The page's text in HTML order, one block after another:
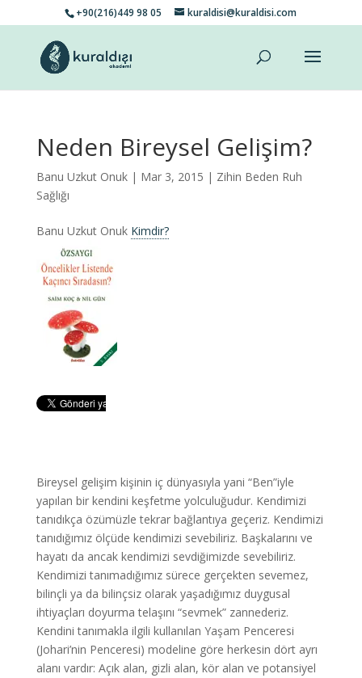
+90(216)449 98 05 kuraldisi@kuraldisi.com
Neden Bireysel Gelişim?
Banu Uzkut Onuk| Mar 3, 2015 | Zihin Beden Ruh
Sağlığı
Banu Uzkut Onuk Kimdir?
Bireysel gelişim kişinin iç dünyasıyla yani “Ben”iyle
yapılan bir kendini keşfetme yolculuğudur. Kendimizi
tanıdıkça özümüzle tekrar bağlantıya geçeriz. Kendimizi
tanıdığımız ölçüde kendimizi sevebiliriz. Başkalarını ve
hayatı da ancak kendimizi sevdiğimizde sevebiliriz.
Kendimizi tanımadığımız sürece gerçekten sevemez,
bilinçli ya da bilinçsiz olarak yaşadığımız duygusal
ihtiyaçları doyurma telaşını “sevmek” zannederiz.
Kendini tanımakla ilgili kullanılan Yaşam Penceresi
(Johari’nin Penceresi) modeline göre herkesin dört ayrı
alanı vardır: Açık alan, gizli alan, kör alan ve potansiyel